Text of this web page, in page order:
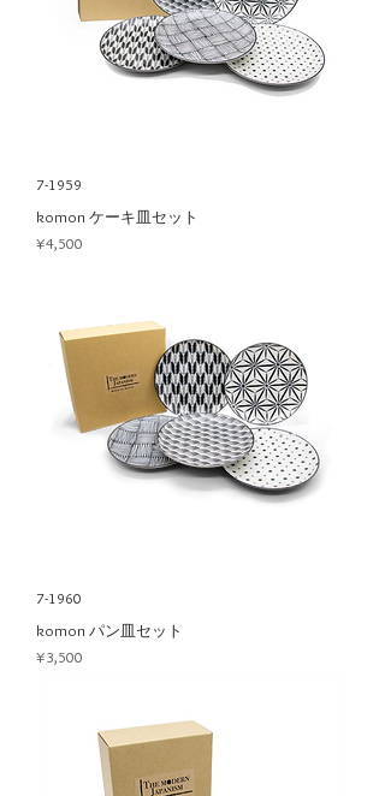
7-1959
komon ケーキ皿セット
Price
¥4,500
7-1960
komon パン皿セット
Price
¥3,500